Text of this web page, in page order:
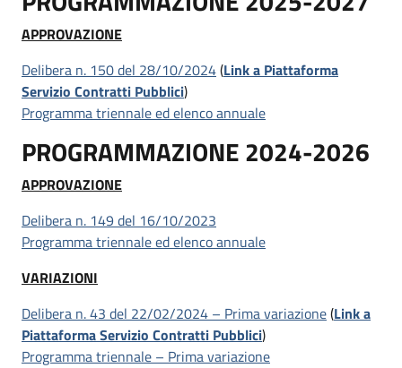
APPROVAZIONE
Delibera n. 150 del 28/10/2024(Link a Piattaforma
Servizio Contratti Pubblici)
Programma triennale ed elenco annuale
PROGRAMMAZIONE 2024-2026
APPROVAZIONE
Delibera n. 149 del 16/10/2023
Programma triennale ed elenco annuale
VARIAZIONI
Delibera n. 43 del 22/02/2024 – Prima variazione(Link a
Piattaforma Servizio Contratti Pubblici)
Programma triennale – Prima variazione